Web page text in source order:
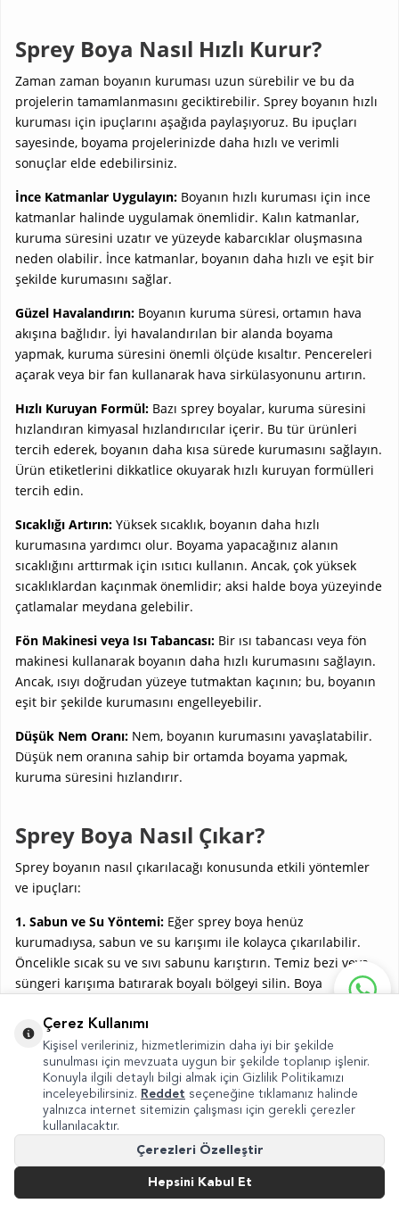
Sprey Boya Nasıl Hızlı Kurur?
Zaman zaman boyanın kuruması uzun sürebilir ve bu da
projelerin tamamlanmasını geciktirebilir. Sprey boyanın hızlı
kuruması için ipuçlarını aşağıda paylaşıyoruz. Bu ipuçları
sayesinde, boyama projelerinizde daha hızlı ve verimli
sonuçlar elde edebilirsiniz.
İnce Katmanlar Uygulayın: Boyanın hızlı kuruması için ince
katmanlar halinde uygulamak önemlidir. Kalın katmanlar,
kuruma süresini uzatır ve yüzeyde kabarcıklar oluşmasına
neden olabilir. İnce katmanlar, boyanın daha hızlı ve eşit bir
şekilde kurumasını sağlar.
Güzel Havalandırın: Boyanın kuruma süresi, ortamın hava
akışına bağlıdır. İyi havalandırılan bir alanda boyama
yapmak, kuruma süresini önemli ölçüde kısaltır. Pencereleri
açarak veya bir fan kullanarak hava sirkülasyonunu artırın.
Hızlı Kuruyan Formül: Bazı sprey boyalar, kuruma süresini
hızlandıran kimyasal hızlandırıcılar içerir. Bu tür ürünleri
tercih ederek, boyanın daha kısa sürede kurumasını sağlayın.
Ürün etiketlerini dikkatlice okuyarak hızlı kuruyan formülleri
tercih edin.
Sıcaklığı Artırın: Yüksek sıcaklık, boyanın daha hızlı
kurumasına yardımcı olur. Boyama yapacağınız alanın
sıcaklığını arttırmak için ısıtıcı kullanın. Ancak, çok yüksek
sıcaklıklardan kaçınmak önemlidir; aksi halde boya yüzeyinde
çatlamalar meydana gelebilir.
Fön Makinesi veya Isı Tabancası: Bir ısı tabancası veya fön
makinesi kullanarak boyanın daha hızlı kurumasını sağlayın.
Ancak, ısıyı doğrudan yüzeye tutmaktan kaçının; bu, boyanın
eşit bir şekilde kurumasını engelleyebilir.
Düşük Nem Oranı: Nem, boyanın kurumasını yavaşlatabilir.
Düşük nem oranına sahip bir ortamda boyama yapmak,
kuruma süresini hızlandırır.
Sprey Boya Nasıl Çıkar?
Sprey boyanın nasıl çıkarılacağı konusunda etkili yöntemler
ve ipuçları:
1. Sabun ve Su Yöntemi: Eğer sprey boya henüz
kurumadıysa, sabun ve su karışımı ile kolayca çıkarılabilir.
Öncelikle sıcak su ve sıvı sabunu karıştırın. Temiz bezi veya
süngeri karışıma batırarak boyalı bölgeyi silin. Boya
2. Aseton veya Oje Çıkarıcı Yöntemi: Aseton veya oje çıkarıcı,
sprey boyayı çıkarmada etkilidir. Pamuklu bezi asetona
batırın. Boyalı bölgeyi dikkatlice silin. Boya çıkana kadar
işlemi tekrarlayın.
3. Tiner veya Beyaz Alkol Kullanımı:Tiner ve beyaz alkol,
sprey boyayı çözmede güçlü bir çözümdür. Temiz bezi tiner
veya beyaz alkole batırın. Boyalı yüzeyi silin. İşlemi
tekrarlayarak boyanın tamamen çıkmasını sağlayın.
Çerez Kullanımı
Kişisel verileriniz, hizmetlerimizin daha iyi bir şekilde
sunulması için mevzuata uygun bir şekilde toplanıp işlenir.
Konuyla ilgili detaylı bilgi almak için Gizlilik Politikamızı
inceleyebilirsiniz. Reddet seçeneğine tıklamanız halinde
yalnızca internet sitemizin çalışması için gerekli çerezler
kullanılacaktır.
Çerezleri Özelleştir
Hepsini Kabul Et